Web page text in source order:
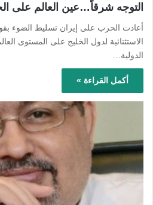
التوجه شرقاً…عين العالم على
أعادت الحرب على إيران تسليط الضوء
الاستثنائية لدول الخليج على المستوى
الدولية…
أكمل القراءة »